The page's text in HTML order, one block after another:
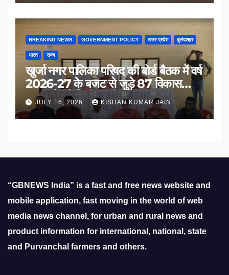
BREAKING NEWS GOVERNMENT POLICY उत्तर प्रदेश बुलंदशहर
भारत राज्य
खुर्जा नगर पालिका परिषद की बोर्ड बैठक में वर्ष
2026-27 के बजट से जुड़े 87 विकास
प्रस्तावों को मिली मंजूरी
JULY 16, 2026 KISHAN KUMAR JAIN
“GBNEWS India” is a fast and free news website and
mobile application, fast moving in the world of web
media news channel, for urban and rural news and
product information for international, national, state
and Purvanchal farmers and others.